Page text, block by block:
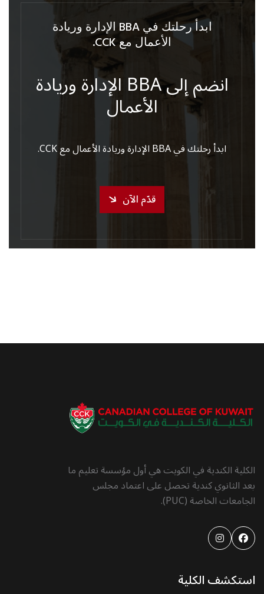
ابدأ رحلتك في BBA الإدارة وريادة
الأعمال مع CCK.
انضم إلى BBA الإدارة وريادة
الأعمال
ابدأ رحلتك في BBA الإدارة وريادة الأعمال مع CCK.
قدّم الآن
الكلية الكندية في الكويت هي أول مؤسسة تعليم ما
بعد الثانوي كندية تحصل على اعتماد مجلس
الجامعات الخاصة (PUC).
استكشف الكلية